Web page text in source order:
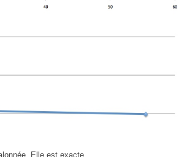
Elle est exacte.